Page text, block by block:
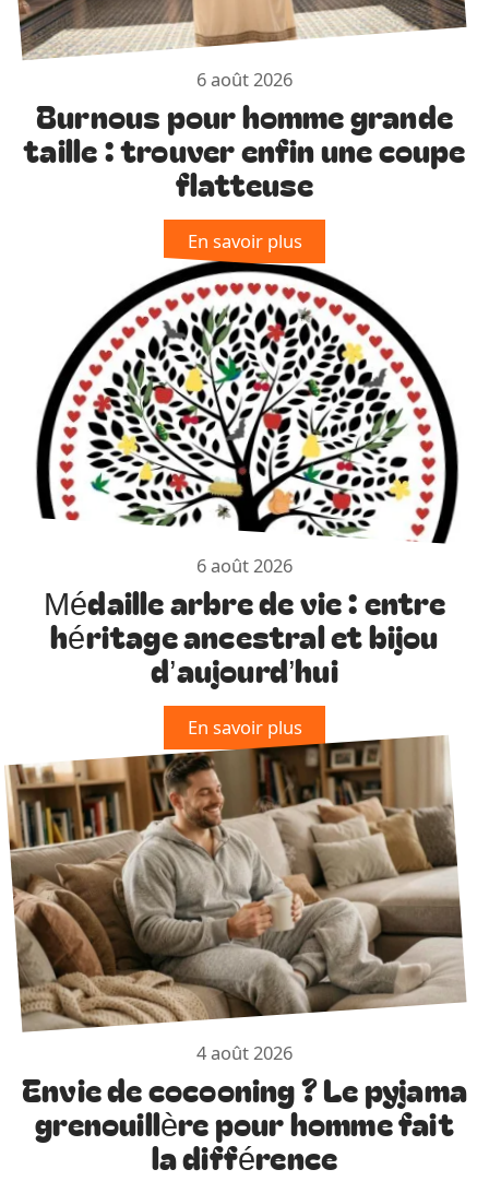
6 août 2026
Burnous pour homme grande
taille : trouver enfin une coupe
flatteuse
En savoir plus
6 août 2026
Médaille arbre de vie : entre
héritage ancestral et bijou
d’aujourd’hui
En savoir plus
4 août 2026
Envie de cocooning ? Le pyjama
grenouillère pour homme fait
la différence